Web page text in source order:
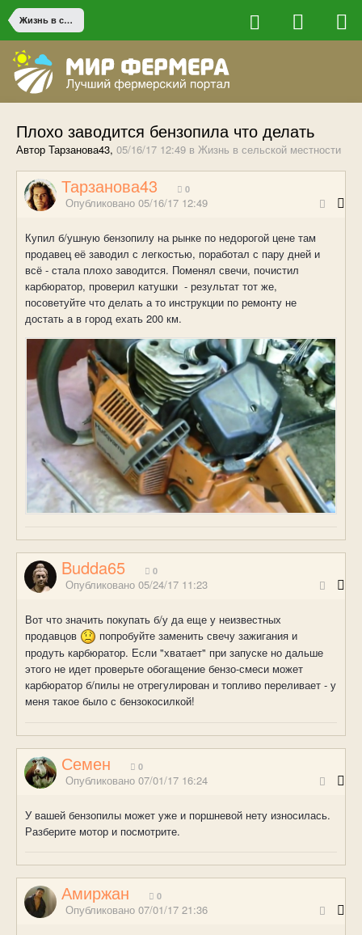
Жизнь в сельской местности
Плохо заводится бензопила что делать
Автор Тарзанова43, 05/16/17 12:49 в Жизнь в сельской местности
Тарзанова43 0
Опубликовано 05/16/17 12:49
Купил б/ушную бензопилу на рынке по недорогой цене там
продавец её заводил с легкостью, поработал с пару дней и
всё - стала плохо заводится. Поменял свечи, почистил
карбюратор, проверил катушки - результат тот же,
посоветуйте что делать а то инструкции по ремонту не
достать а в город ехать 200 км.
Budda65 0
Опубликовано 05/24/17 11:23
Вот что значить покупать б/у да еще у неизвестных
продавцов
попробуйте заменить свечу зажигания и
продуть карбюратор. Если "хватает" при запуске но дальше
этого не идет проверьте обогащение бензо-смеси может
карбюратор б/пилы не отрегулирован и топливо переливает - у
меня такое было с бензокосилкой!
Семен 0
Опубликовано 07/01/17 16:24
У вашей бензопилы может уже и поршневой нету износилась.
Разберите мотор и посмотрите.
Амиржан 0
Опубликовано 07/01/17 21:36